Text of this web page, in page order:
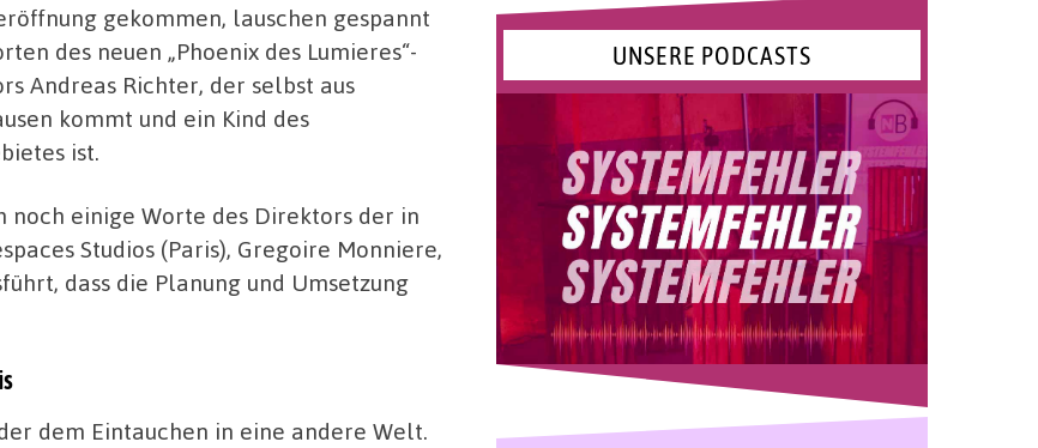
gekommen, lauschen gespannt
des neuen „Phoenix des Lumieres“-
Andreas Richter, der selbst aus
kommt und ein Kind des
ist.
noch einige Worte des Direktors der in
Studios (Paris), Gregoire Monniere,
dass die Planung und Umsetzung
dem Eintauchen in eine andere Welt.
UNSERE PODCASTS